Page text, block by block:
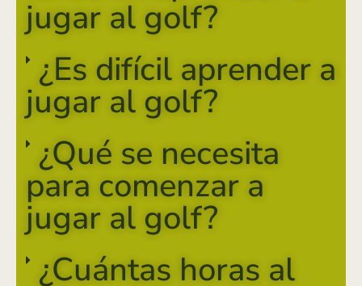
jugar al golf?
¿Es difícil aprender a
jugar al golf?
¿Qué se necesita
para comenzar a
jugar al golf?
¿Cuántas horas al